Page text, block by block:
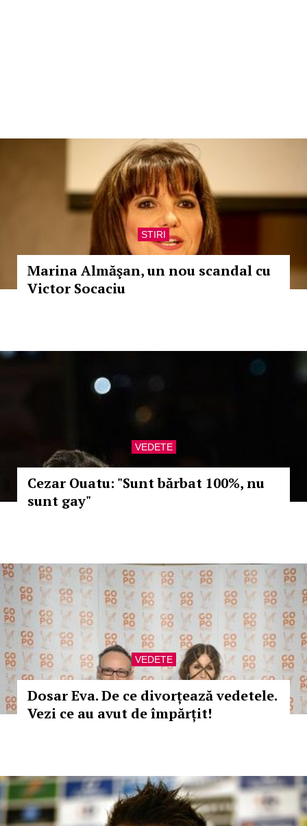
STIRI
Marina Almăşan, un nou scandal cu
Victor Socaciu
VEDETE
Cezar Ouatu: "Sunt bărbat 100%, nu
sunt gay"
VEDETE
Dosar Eva. De ce divorțează vedetele.
Vezi ce au avut de împărțit!